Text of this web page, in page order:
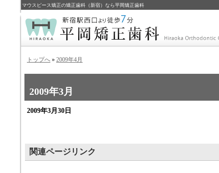
2009年3月
マウスピース矯正の矯正歯科（新宿）なら平岡矯正歯科
トップへ » 2009年4月
2009年3月30日
関連ページリンク